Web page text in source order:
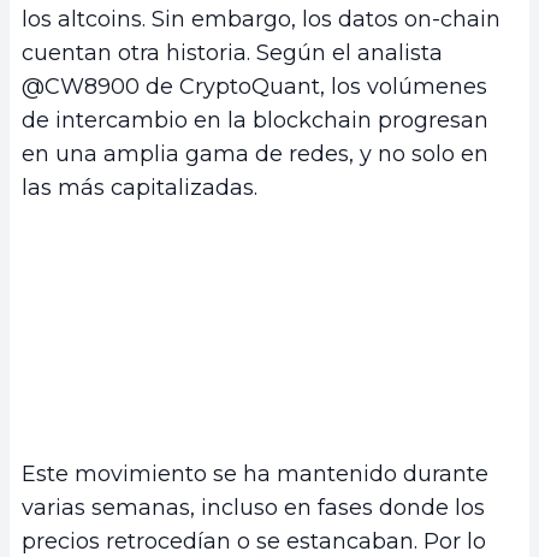
los altcoins. Sin embargo, los datos on-chain
cuentan otra historia. Según el analista
@CW8900 de CryptoQuant, los volúmenes
de intercambio en la blockchain progresan
en una amplia gama de redes, y no solo en
las más capitalizadas.
Este movimiento se ha mantenido durante
varias semanas, incluso en fases donde los
precios retrocedían o se estancaban. Por lo